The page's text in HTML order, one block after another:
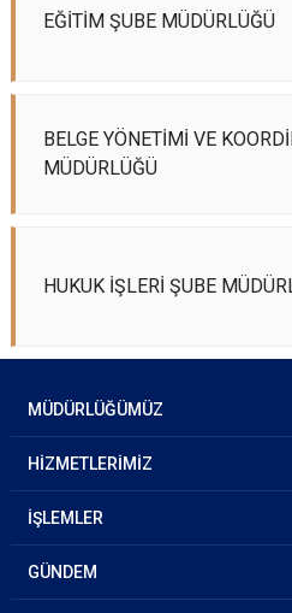
EĞİTİM ŞUBE MÜDÜRLÜĞÜ
BELGE YÖNETİMİ VE
MÜDÜRLÜĞÜ
HUKUK İŞLERİ ŞUBE
MÜDÜRLÜĞÜMÜZ
HİZMETLERİMİZ
İŞLEMLER
GÜNDEM